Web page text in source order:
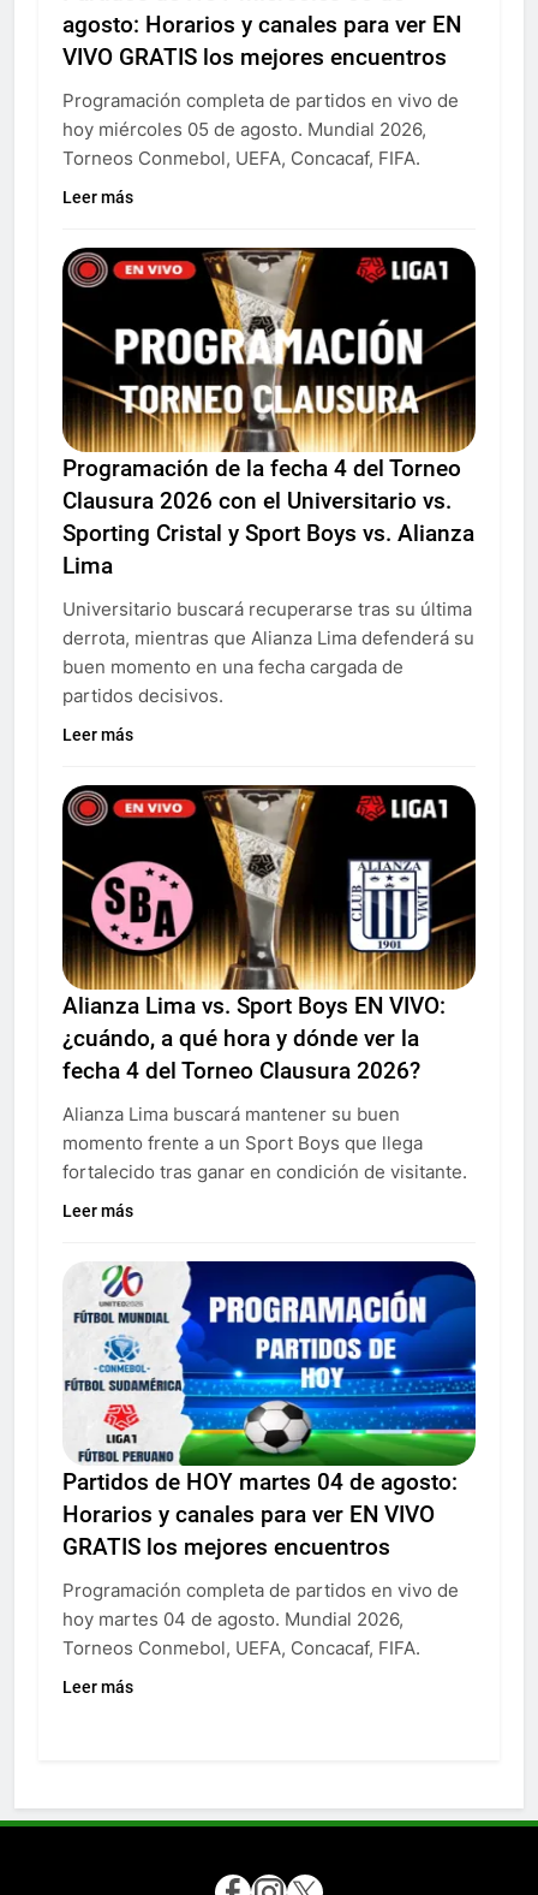
agosto: Horarios y canales para ver EN
VIVO GRATIS los mejores encuentros
Programación completa de partidos en vivo de
hoy miércoles 05 de agosto. Mundial 2026,
Torneos Conmebol, UEFA, Concacaf, FIFA.
Leer más
Programación de la fecha 4 del Torneo
Clausura 2026 con el Universitario vs.
Sporting Cristal y Sport Boys vs. Alianza
Lima
Universitario buscará recuperarse tras su última
derrota, mientras que Alianza Lima defenderá su
buen momento en una fecha cargada de
partidos decisivos.
Leer más
Alianza Lima vs. Sport Boys EN VIVO:
¿cuándo, a qué hora y dónde ver la
fecha 4 del Torneo Clausura 2026?
Alianza Lima buscará mantener su buen
momento frente a un Sport Boys que llega
fortalecido tras ganar en condición de visitante.
Leer más
Partidos de HOY martes 04 de agosto:
Horarios y canales para ver EN VIVO
GRATIS los mejores encuentros
Programación completa de partidos en vivo de
hoy martes 04 de agosto. Mundial 2026,
Torneos Conmebol, UEFA, Concacaf, FIFA.
Leer más